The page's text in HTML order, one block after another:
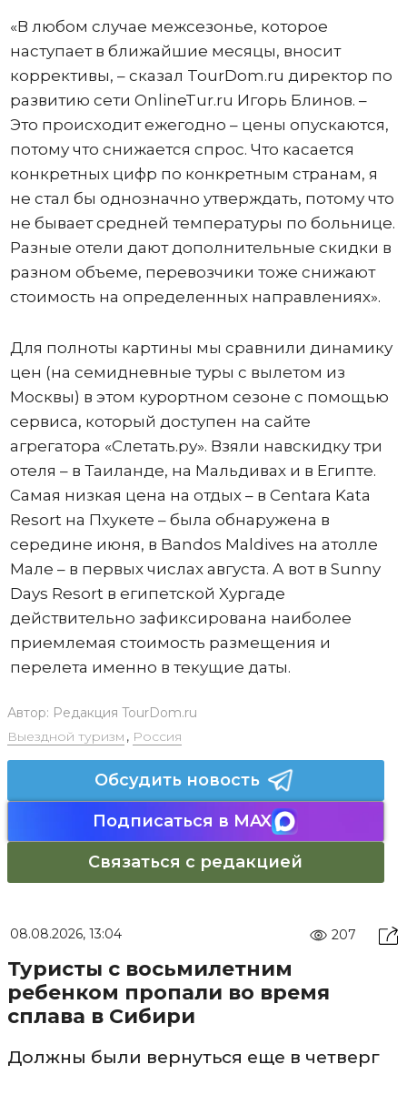
«В любом случае межсезонье, которое
наступает в ближайшие месяцы, вносит
коррективы, – сказал TourDom.ru директор по
развитию сети OnlineTur.ru Игорь Блинов. –
Это происходит ежегодно – цены опускаются,
потому что снижается спрос. Что касается
конкретных цифр по конкретным странам, я
не стал бы однозначно утверждать, потому что
не бывает средней температуры по больнице.
Разные отели дают дополнительные скидки в
разном объеме, перевозчики тоже снижают
стоимость на определенных направлениях».
Для полноты картины мы сравнили динамику
цен (на семидневные туры с вылетом из
Москвы) в этом курортном сезоне с помощью
сервиса, который доступен на сайте
агрегатора «Слетать.ру». Взяли навскидку три
отеля – в Таиланде, на Мальдивах и в Египте.
Самая низкая цена на отдых – в Centara Kata
Resort на Пхукете – была обнаружена в
середине июня, в Bandos Maldives на атолле
Мале – в первых числах августа. А вот в Sunny
Days Resort в египетской Хургаде
действительно зафиксирована наиболее
приемлемая стоимость размещения и
перелета именно в текущие даты.
Автор: Редакция TourDom.ru
Выездной туризм , Россия
Обсудить новость
Подписаться в MAX
Связаться с редакцией
08.08.2026, 13:04 207
Туристы с восьмилетним
ребенком пропали во время
сплава в Сибири
Должны были вернуться еще в четверг